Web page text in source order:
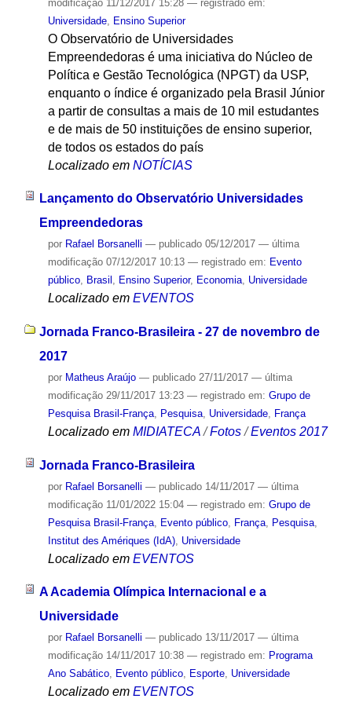
modificação11/12/2017 15:28 — registrado em:
Universidade, Ensino Superior
O Observatório de Universidades
Empreendedoras é uma iniciativa do Núcleo de
Política e Gestão Tecnológica (NPGT) da USP,
enquanto o índice é organizado pela Brasil Júnior
a partir de consultas a mais de 10 mil estudantes
e de mais de 50 instituições de ensino superior,
de todos os estados do país
Localizado em NOTÍCIAS
Lançamento do Observatório Universidades
Empreendedoras
por Rafael Borsanelli — publicado05/12/2017 — última
modificação07/12/2017 10:13 — registrado em: Evento
público, Brasil , Ensino Superior, Economia, Universidade
Localizado em EVENTOS
Jornada Franco-Brasileira - 27 de novembro de
2017
por Matheus Araújo — publicado27/11/2017 — última
modificação29/11/2017 13:23 — registrado em: Grupo de
Pesquisa Brasil-França, Pesquisa, Universidade, França
Localizado em MIDIATECA /Fotos /Eventos 2017
Jornada Franco-Brasileira
por Rafael Borsanelli — publicado14/11/2017 — última
modificação11/01/2022 15:04 — registrado em: Grupo de
Pesquisa Brasil-França, Evento público, França, Pesquisa,
Institut des Amériques (IdA), Universidade
Localizado em EVENTOS
A Academia Olímpica Internacional e a
Universidade
por Rafael Borsanelli — publicado13/11/2017 — última
modificação14/11/2017 10:38 — registrado em: Programa
Ano Sabático, Evento público, Esporte, Universidade
Localizado em EVENTOS